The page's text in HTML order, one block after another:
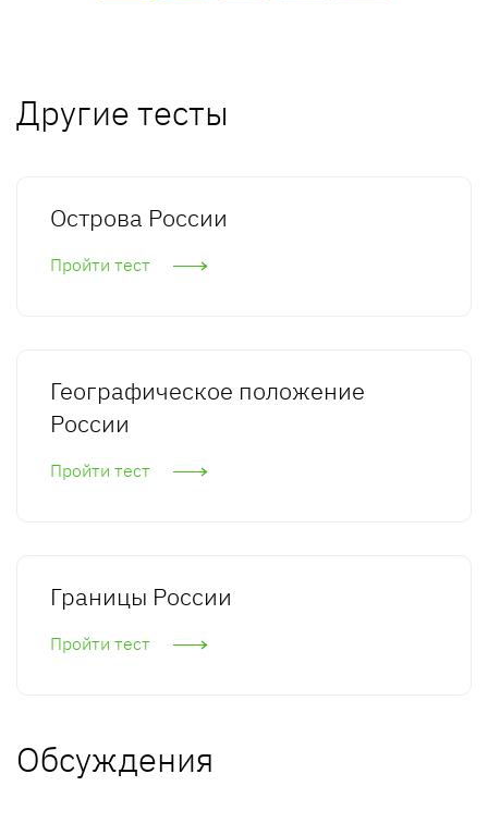
Другие тесты
Острова России
Пройти тест
Географическое положение
России
Пройти тест
Границы России
Пройти тест
Обсуждения